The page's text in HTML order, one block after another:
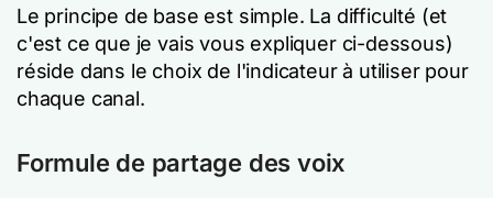
Le principe de base est simple. La difficulté (et
c'est ce que je vais vous expliquer ci-dessous)
réside dans le choix de l'indicateur à utiliser pour
chaque canal.
Formule de partage des voix